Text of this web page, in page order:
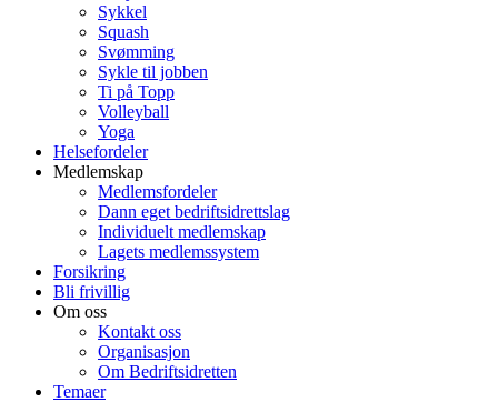
Sykkel
Squash
Svømming
Sykle til jobben
Ti på Topp
Volleyball
Yoga
Helsefordeler
Medlemskap
Medlemsfordeler
Dann eget bedriftsidrettslag
Individuelt medlemskap
Lagets medlemssystem
Forsikring
Bli frivillig
Om oss
Kontakt oss
Organisasjon
Om Bedriftsidretten
Temaer